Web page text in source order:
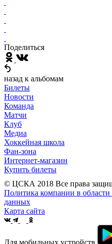
Поделиться
назад к альбомам
Билеты
Новости
Команда
Матчи
Клуб
Медиа
Хоккейная школа
Фан-зона
Интернет-магазин
Купить билеты
© ЦСКА 2018 Все права
Политика компании в
данных
Карта сайта
Для мобильных устройств